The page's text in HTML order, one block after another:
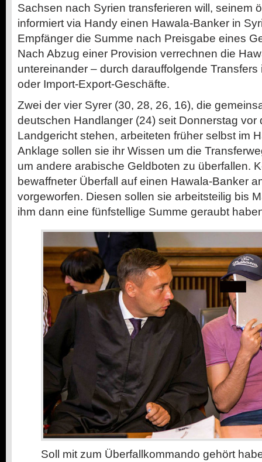
Sachsen nach Syrien transferieren will, seinem
informiert via Handy einen Hawala-Banker in
Empfänger die Summe nach Preisgabe eines
Nach Abzug einer Provision verrechnen die
untereinander – durch darauffolgende
oder Import-Export-Geschäfte.
Zwei der vier Syrer (30, 28, 26, 16), die
deutschen Handlanger (24) seit Donnerstag vor
Landgericht stehen, arbeiteten früher selbst im
Anklage sollen sie ihr Wissen um die
um andere arabische Geldboten zu überfallen.
bewaffneter Überfall auf einen Hawala-Banker
vorgeworfen. Diesen sollen sie arbeitsteilig bis
ihm dann eine fünfstellige Summe geraubt
Soll mit zum Überfallkommando gehört